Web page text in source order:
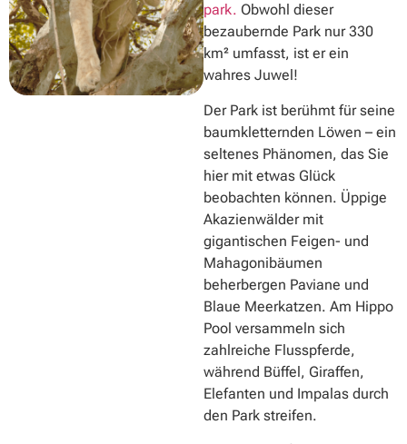
park. Obwohl dieser
bezaubernde Park nur 330
km² umfasst, ist er ein
wahres Juwel!
Der Park ist berühmt für seine
baumkletternden Löwen – ein
seltenes Phänomen, das Sie
hier mit etwas Glück
beobachten können. Üppige
Akazienwälder mit
gigantischen Feigen- und
Mahagonibäumen
beherbergen Paviane und
Blaue Meerkatzen. Am Hippo
Pool versammeln sich
zahlreiche Flusspferde,
während Büffel, Giraffen,
Elefanten und Impalas durch
den Park streifen.